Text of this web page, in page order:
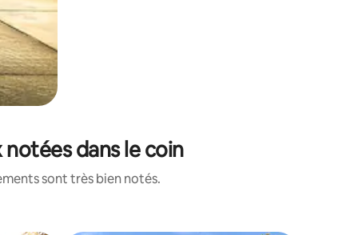
dans le coin
sont très bien notés.